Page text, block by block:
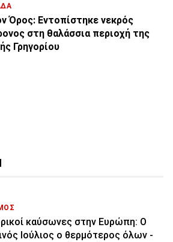
Όρος: Εντοπίστηκε νεκρός
στη θαλάσσια περιοχή της
Γρηγορίου
καύσωνες στην Ευρώπη: Ο
Ιούλιος ο θερμότερος όλων -